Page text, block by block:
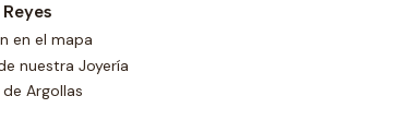
en el mapa
nuestra Joyería
Argollas